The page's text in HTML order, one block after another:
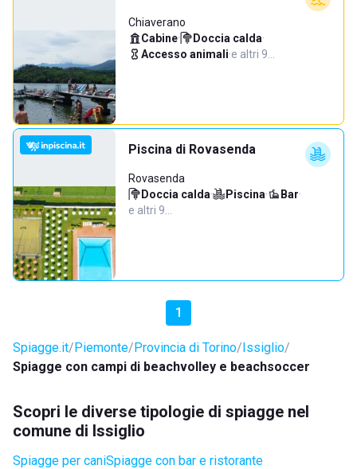
Chiaverano
Cabine· Doccia calda·
Accesso animali·e altri 9…
Piscina di Rovasenda
Rovasenda
Doccia calda· Piscina· Bar·
e altri 9…
1
Spiagge.it Piemonte Provincia di Torino Issiglio
Spiagge con campi di beachvolley e beachsoccer
Scopri le diverse tipologie di spiagge nel
comune di Issiglio
Spiagge per caniSpiagge con bar e ristorante